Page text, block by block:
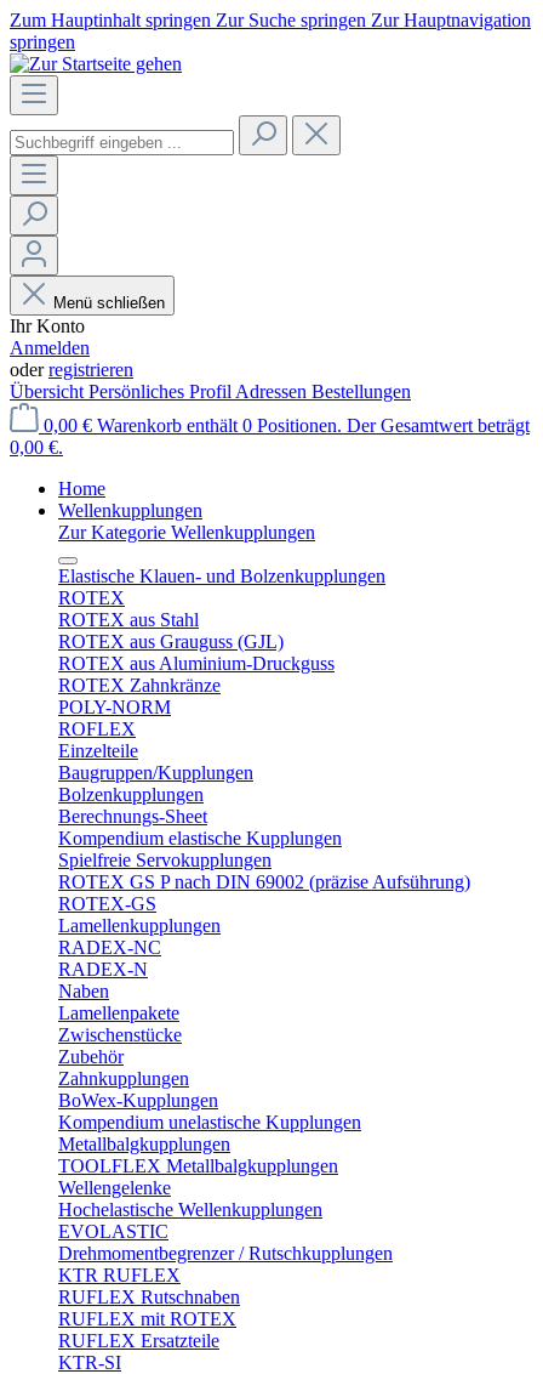
Zum Hauptinhalt springen Zur Suche springen Zur Hauptnavigation
springen
Menü schließen
Ihr Konto
Anmelden
oderregistrieren
Übersicht Persönliches Profil Adressen Bestellungen
0,00 € Warenkorb enthält 0 Positionen. Der Gesamtwert beträgt
0,00 €.
Home
Wellenkupplungen
Zur Kategorie Wellenkupplungen
Elastische Klauen- und Bolzenkupplungen
ROTEX
ROTEX aus Stahl
ROTEX aus Grauguss (GJL)
ROTEX aus Aluminium-Druckguss
ROTEX Zahnkränze
POLY-NORM
ROFLEX
Einzelteile
Baugruppen/Kupplungen
Bolzenkupplungen
Berechnungs-Sheet
Kompendium elastische Kupplungen
Spielfreie Servokupplungen
ROTEX GS P nach DIN 69002 (präzise Aufsührung)
ROTEX-GS
Lamellenkupplungen
RADEX-NC
RADEX-N
Naben
Lamellenpakete
Zwischenstücke
Zubehör
Zahnkupplungen
BoWex-Kupplungen
Kompendium unelastische Kupplungen
Metallbalgkupplungen
TOOLFLEX Metallbalgkupplungen
Wellengelenke
Hochelastische Wellenkupplungen
EVOLASTIC
Drehmomentbegrenzer / Rutschkupplungen
KTR RUFLEX
RUFLEX Rutschnaben
RUFLEX mit ROTEX
RUFLEX Ersatzteile
KTR-SI